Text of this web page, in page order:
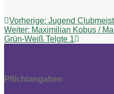
Beitragsnavigation
Vorherige: Vorheriger
Beitrag:
Jugend
Weiter: Nächster
Beitrag:
Maximilian Kobus /
Grün-Weiß Telgte 1
Pflichtangaben